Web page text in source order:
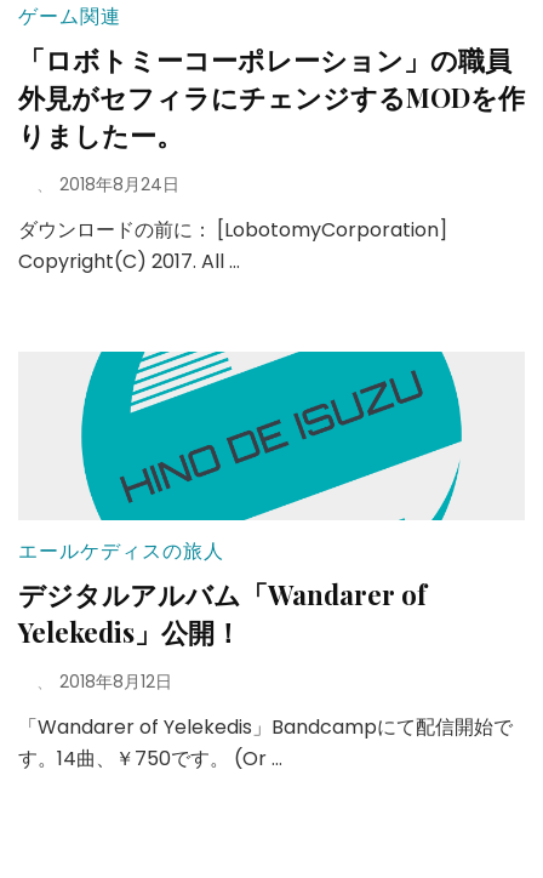
ゲーム関連
「ロボトミーコーポレーション」の職員
外見がセフィラにチェンジするMODを作
りましたー。
、 2018年8月24日
ダウンロードの前に： [LobotomyCorporation]
Copyright(C) 2017. All …
エールケディスの旅人
デジタルアルバム「Wandarer of
Yelekedis」公開！
、 2018年8月12日
「Wandarer of Yelekedis」Bandcampにて配信開始で
す。14曲、￥750です。 (Or …